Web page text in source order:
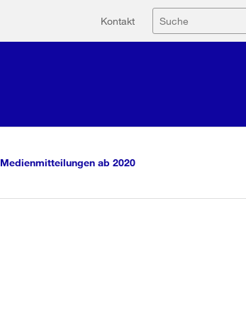
Hilfsnavigation
Kontakt Suche
Medienmitteilungen ab 2020